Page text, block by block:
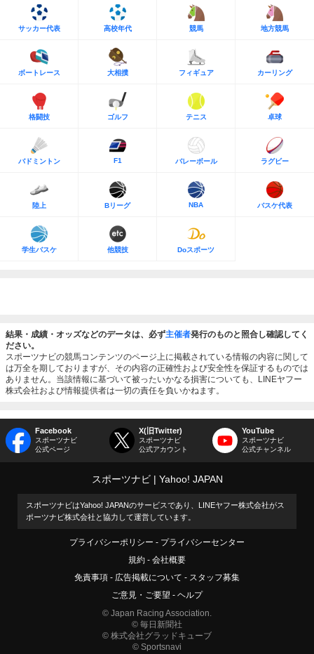
サッカー代表 高校年代 競馬 地方競馬
ボートレース 大相撲 フィギュア カーリング
格闘技 ゴルフ テニス 卓球
バドミントン F1 バレーボール ラグビー
陸上 Bリーグ NBA バスケ代表
学生バスケ 他競技 Doスポーツ
結果・成績・オッズなどのデータは、必ず主催者発行のものと照合し確認してく
ださい。
スポーツナビの競馬コンテンツのページ上に掲載されている情報の内容に関して
は万全を期しておりますが、その内容の正確性および安全性を保証するものでは
ありません。当該情報に基づいて被ったいかなる損害についても、LINEヤフー
株式会社および情報提供者は一切の責任を負いかねます。
Facebook
スポーツナビ
公式ページ
X(旧Twitter)
スポーツナビ
公式アカウント
YouTube
スポーツナビ
公式チャンネル
スポーツナビ Yahoo! JAPAN
スポーツナビはYahoo! JAPANのサービスであり、LINEヤフー株式会社がス
ポーツナビ株式会社と協力して運営しています。
プライバシーポリシー
プライバシーセンター
規約
会社概要
免責事項
広告掲載について
スタッフ募集
ご意見・ご要望
ヘルプ
© Japan Racing Association.
© 毎日新聞社
© 株式会社グラッドキューブ
© Sportsnavi